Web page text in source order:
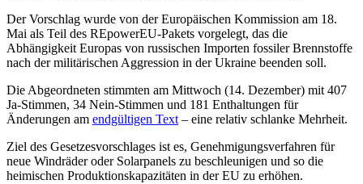
Der Vorschlag wurde von der Europäischen Kommission am 18.
Mai als Teil des REpowerEU-Pakets vorgelegt, das die
Abhängigkeit Europas von russischen Importen fossiler Brennstoffe
nach der militärischen Aggression in der Ukraine beenden soll.
Die Abgeordneten stimmten am Mittwoch (14. Dezember) mit 407
Ja-Stimmen, 34 Nein-Stimmen und 181 Enthaltungen für
Änderungen am endgültigen Text – eine relativ schlanke Mehrheit.
Ziel des Gesetzesvorschlages ist es, Genehmigungsverfahren für
neue Windräder oder Solarpanels zu beschleunigen und so die
heimischen Produktionskapazitäten in der EU zu erhöhen.